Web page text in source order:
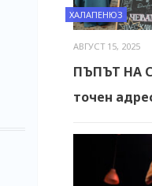
ХАЛАПЕНЮЗ
АВГУСТ 15, 2025
ПЪПЪТ НА
точен